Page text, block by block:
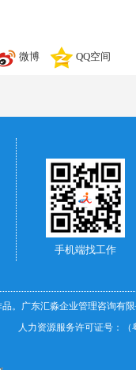
微博 QQ空间
手机端找工作
。广东汇淼企业管理咨询有
人力资源服务许可证号：（